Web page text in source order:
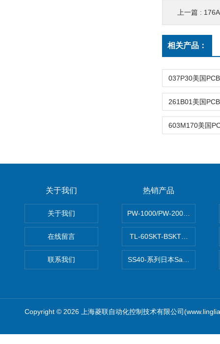
上一篇 :
相关产品：
关于我们
关于我们
在线留言
联系我们
热销产品
PW-1000/PW-
TL-60SKT-BSKTC张力控制器
SS40-系列日本Sawamura泽
Copyright © 2026 上海菱联自动化控制技术有限公司